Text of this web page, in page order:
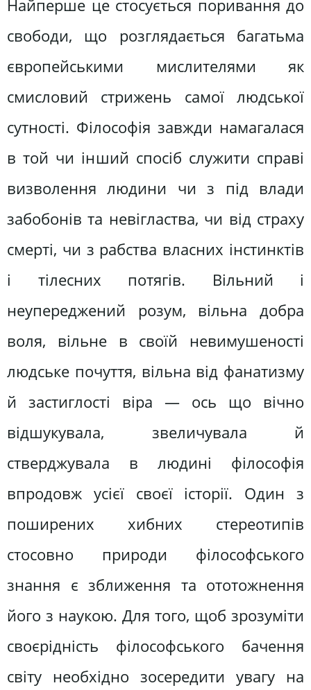
Найперше це стосується поривання до
свободи, що розглядається багатьма
європейськими мислителями як
смисловий стрижень самої людської
сутності. Філософія завжди намагалася
в той чи інший спосіб служити справі
визволення людини чи з під влади
забобонів та невігластва, чи від страху
смерті, чи з рабства власних інстинктів
і тілесних потягів. Вільний і
неупереджений розум, вільна добра
воля, вільне в своїй невимушеності
людське почуття, вільна від фанатизму
й застиглості віра — ось що вічно
відшукувала, звеличувала й
стверджувала в людині філософія
впродовж усієї своєї історії. Один з
поширених хибних стереотипів
стосовно природи філософського
знання є зближення та ототожнення
його з наукою. Для того, щоб зрозуміти
своєрідність філософського бачення
світу необхідно зосередити увагу на